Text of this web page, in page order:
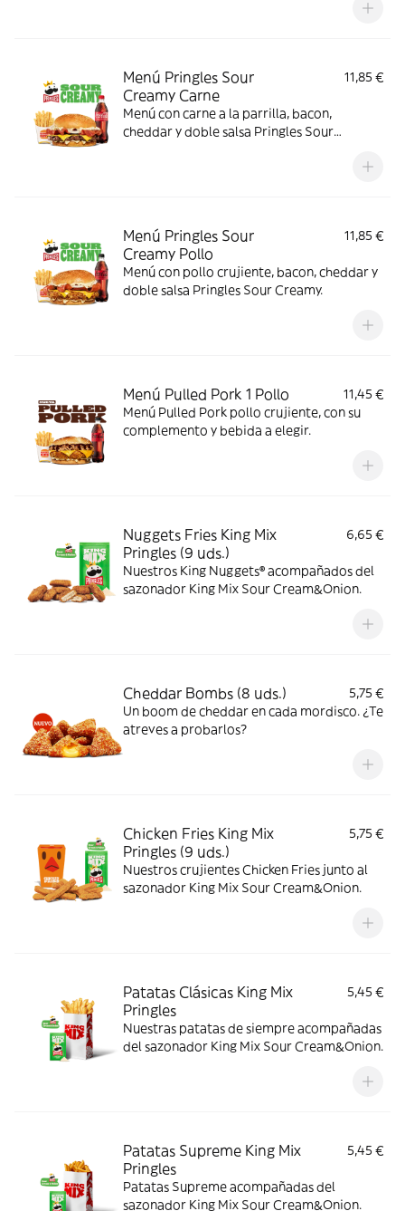
Menú Pringles Sour
Creamy Carne
11,85 €
Menú con carne a la parrilla, bacon,
cheddar y doble salsa Pringles Sour
Menú Pringles Sour
Creamy Pollo
11,85 €
Menú con pollo crujiente, bacon, cheddar y
doble salsa Pringles Sour Creamy.
Menú Pulled Pork 1 Pollo
11,45 €
Menú Pulled Pork pollo crujiente, con su
complemento y bebida a elegir.
Nuggets Fries King Mix
Pringles (9 uds.)
6,65 €
Nuestros King Nuggets® acompañados del
sazonador King Mix Sour Cream&Onion.
Cheddar Bombs (8 uds.)
5,75 €
Un boom de cheddar en cada mordisco. ¿Te
atreves a probarlos?
Chicken Fries King Mix
Pringles (9 uds.)
5,75 €
Nuestros crujientes Chicken Fries junto al
sazonador King Mix Sour Cream&Onion.
Patatas Clásicas King Mix
Pringles
5,45 €
Nuestras patatas de siempre acompañadas
del sazonador King Mix Sour Cream&Onion.
Patatas Supreme King Mix
Pringles
5,45 €
Patatas Supreme acompañadas del
sazonador King Mix Sour Cream&Onion.